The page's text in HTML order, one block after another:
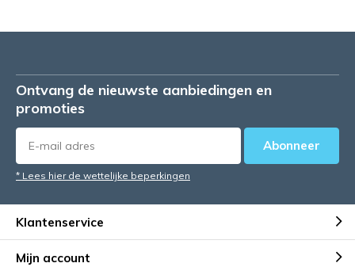
Ontvang de nieuwste aanbiedingen en
promoties
Abonneer
* Lees hier de wettelijke beperkingen
Klantenservice
Mijn account